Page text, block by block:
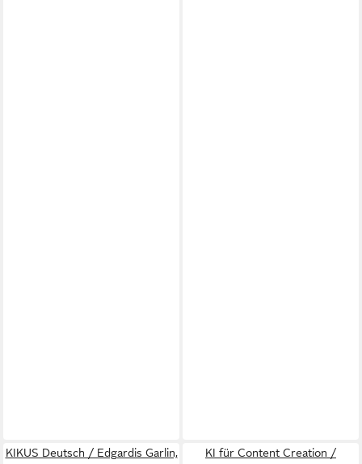
KIKUS Deutsch / Edgardis Garlin,
KI für Content Creation /